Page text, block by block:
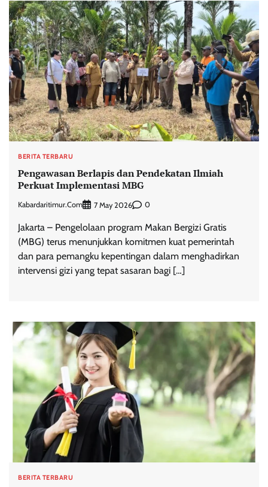
BERITA TERBARU
Pengawasan Berlapis dan Pendekatan Ilmiah
Perkuat Implementasi MBG
Kabardaritimur.com 7 May 2026 0
Jakarta – Pengelolaan program Makan Bergizi Gratis
(MBG) terus menunjukkan komitmen kuat pemerintah
dan para pemangku kepentingan dalam menghadirkan
intervensi gizi yang tepat sasaran bagi […]
BERITA TERBARU